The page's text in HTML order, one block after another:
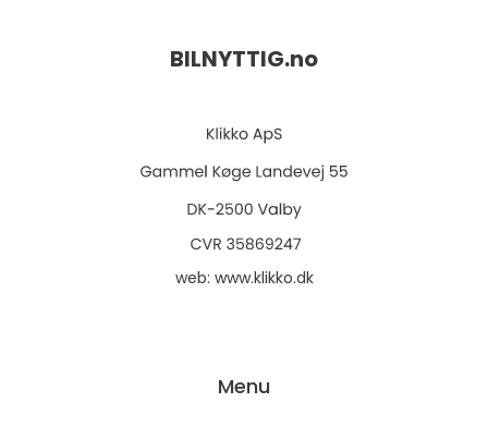
BILNYTTIG.no
web: www.klikko.dk
Menu